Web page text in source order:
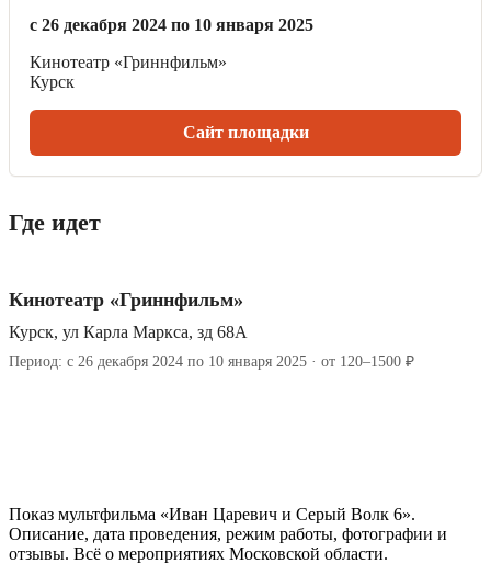
с 26 декабря 2024 по 10 января 2025
Кинотеатр «Гриннфильм»
Курск
Сайт площадки
Где идет
Кинотеатр «Гриннфильм»
Курск, ул Карла Маркса, зд 68А
Период: с 26 декабря 2024 по 10 января 2025 · от 120–1500 ₽
Показ мультфильма «Иван Царевич и Серый Волк 6».
Описание, дата проведения, режим работы, фотографии и
отзывы. Всё о мероприятиях Московской области.